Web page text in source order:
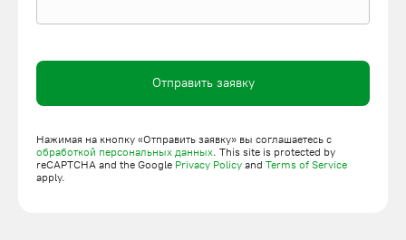
Отправить заявку
Нажимая на кнопку «Отправить заявку» вы соглашаетесь с
обработкой персональных данных. This site is protected by
reCAPTCHA and the Google Privacy Policy and Terms of Service
apply.